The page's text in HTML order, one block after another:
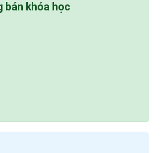
bán khóa học